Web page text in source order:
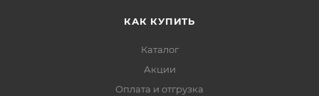
КАК КУПИТЬ
Каталог
Акции
Оплата и отгрузка